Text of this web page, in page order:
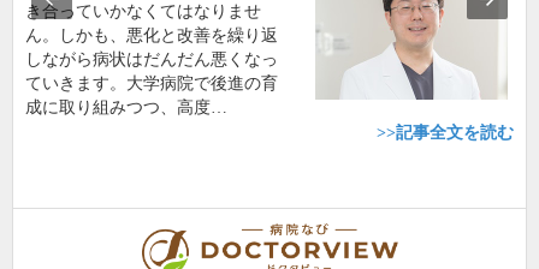
き合っていかなくてはなりませ
ん。しかも、悪化と改善を繰り返
しながら病状はだんだん悪くなっ
ていきます。大学病院で後進の育
成に取り組みつつ、高度…
>>記事全文を読む